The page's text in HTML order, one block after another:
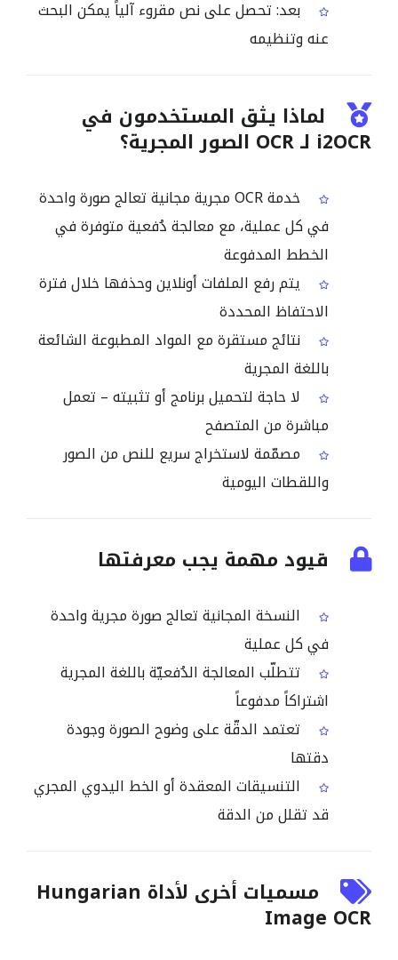
بعد: تحصل على نص مقروء آلياً يمكن البحث
عنه وتنظيمه
لماذا يثق المستخدمون في
i2OCR لـ OCR الصور المجرية؟
خدمة OCR مجرية مجانية تعالج صورة واحدة
في كل عملية، مع معالجة دُفعية متوفرة في
الخطط المدفوعة
يتم رفع الملفات أونلاين وحذفها خلال فترة
الاحتفاظ المحددة
نتائج مستقرة مع المواد المطبوعة الشائعة
باللغة المجرية
لا حاجة لتحميل برنامج أو تثبيته – تعمل
مباشرة من المتصفح
مصمّمة لاستخراج سريع للنص من الصور
واللقطات اليومية
قيود مهمة يجب معرفتها
النسخة المجانية تعالج صورة مجرية واحدة
في كل عملية
تتطلّب المعالجة الدُفعيّة باللغة المجرية
اشتراكاً مدفوعاً
تعتمد الدقّة على وضوح الصورة وجودة
دقتها
التنسيقات المعقدة أو الخط اليدوي المجري
قد تقلل من الدقة
مسميات أخرى لأداة Hungarian
Image OCR